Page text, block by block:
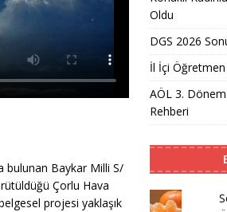
bulunan Baykar Milli S/
Çorlu Hava
projesi yaklaşık
Oldu
DGS 2026
İl İçi Öğretmen
AÖL 3. Dönem
Rehberi